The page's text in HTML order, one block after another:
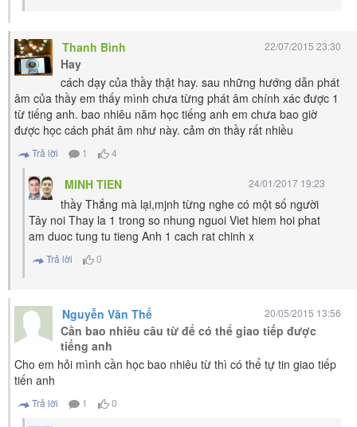
Thanh Bình 22/07/2015 23:30
Hay
cách dạy của thầy thật hay. sau những hướng dẫn phát
âm của thầy em thấy mình chưa từng phát âm chính xác được 1
từ tiếng anh. bao nhiêu năm học tiếng anh em chưa bao giờ
được học cách phát âm như này. cảm ơn thầy rất nhiều
Trả lời 1 4
MINH TIEN 24/01/2017 19:23
thầy Thắng mà lại,mjnh từng nghe có một số người
Tây noi Thay la 1 trong so nhung nguoi Viet hiem hoi phat
am duoc tung tu tieng Anh 1 cach rat chinh x
Trả lời 0
Nguyễn Văn Thế 20/05/2015 13:56
Cần bao nhiêu câu từ để có thể giao tiếp được
tiếng anh
Cho em hỏi mình cần học bao nhiêu từ thì có thể tự tin giao tiếp
tiến anh
Trả lời 1 0